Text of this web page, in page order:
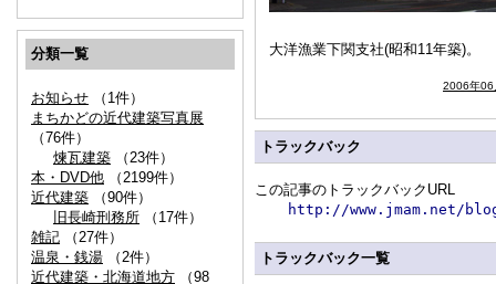
分類一覧
お知らせ （1件）
まちかどの近代建築写真展
（76件）
煉瓦建築 （23件）
本・DVD他 （2199件）
近代建築 （90件）
旧長崎刑務所 （17件）
雑記 （27件）
温泉・銭湯 （2件）
近代建築・北海道地方 （98
大洋漁業下関支社(昭和11年築)。
2006年06
トラックバック
この記事のトラックバックURL
http://www.jmam.net/
トラックバック一覧